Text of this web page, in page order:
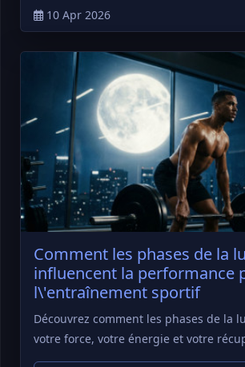
10 Apr 2026
Comment les phases de la
influencent la performance
l\'entraînement sportif
Découvrez comment les phases de la
votre force, votre énergie et votre